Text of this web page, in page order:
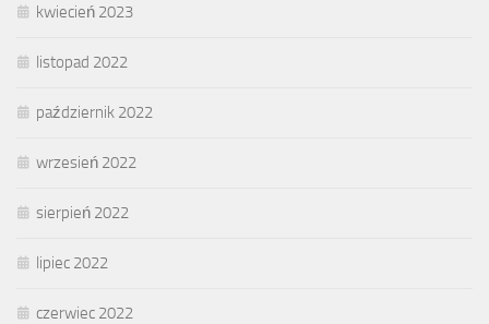
kwiecień 2023
listopad 2022
październik 2022
wrzesień 2022
sierpień 2022
lipiec 2022
czerwiec 2022